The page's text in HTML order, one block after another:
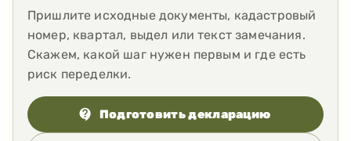
Пришлите исходные документы, кадастровый
номер, квартал, выдел или текст замечания.
Скажем, какой шаг нужен первым и где есть
риск переделки.
Подготовить декларацию